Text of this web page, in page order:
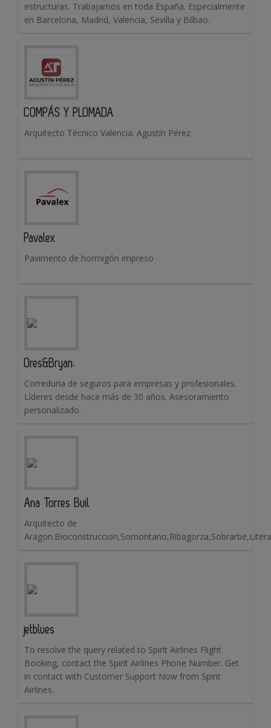
estructuras. Trabajamos en toda España. Especialmente
en Barcelona, Madrid, Valencia, Sevilla y Bilbao.
COMPÁS Y PLOMADA
Arquitecto Técnico Valencia. Agustín Pérez
Pavalex
Pavimento de hormigón impreso
Ores&Bryan;
Correduría de seguros para empresas y profesionales.
Líderes desde hace más de 30 años. Asesoramiento
personalizado.
Ana Torres Buil
Arquitecto de
jetblues
To resolve the query related to Spirit Airlines Flight
Booking, contact the Spirit Airlines Phone Number. Get
in contact with Customer Support Now from Spirit
Airlines.